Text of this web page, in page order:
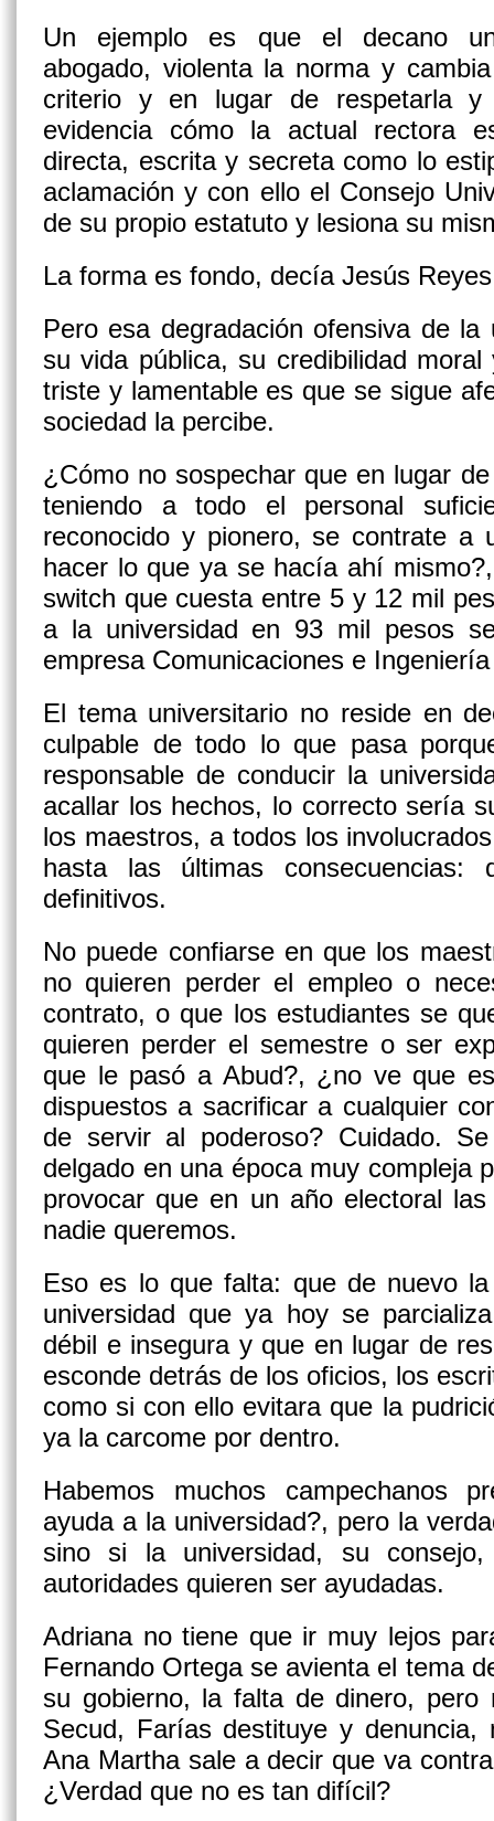
Un ejemplo es que el decano
abogado, violenta la norma y
criterio y en lugar de respetarla
evidencia cómo la actual rectora
directa, escrita y secreta como lo
aclamación y con ello el Consejo
de su propio estatuto y lesiona su
La forma es fondo, decía Jesús
Pero esa degradación ofensiva de la
su vida pública, su credibilidad
triste y lamentable es que se sigue
sociedad la percibe.
¿Cómo no sospechar que en lugar
teniendo a todo el personal
reconocido y pionero, se contrate a
hacer lo que ya se hacía ahí
switch que cuesta entre 5 y 12 mil
a la universidad en 93 mil pesos
empresa Comunicaciones e
El tema universitario no reside en
culpable de todo lo que pasa
responsable de conducir la
acallar los hechos, lo correcto sería
los maestros, a todos los
hasta las últimas consecuencias:
definitivos.
No puede confiarse en que los
no quieren perder el empleo o
contrato, o que los estudiantes se
quieren perder el semestre o ser
que le pasó a Abud?, ¿no ve que
dispuestos a sacrificar a cualquier
de servir al poderoso? Cuidado.
delgado en una época muy compleja
provocar que en un año electoral
nadie queremos.
Eso es lo que falta: que de nuevo
universidad que ya hoy se
débil e insegura y que en lugar de
esconde detrás de los oficios, los
como si con ello evitara que la
ya la carcome por dentro.
Habemos muchos campechanos
ayuda a la universidad?, pero la
sino si la universidad, su
autoridades quieren ser ayudadas.
Adriana no tiene que ir muy lejos
Fernando Ortega se avienta el tema
su gobierno, la falta de dinero,
Secud, Farías destituye y denuncia,
Ana Martha sale a decir que va
¿Verdad que no es tan difícil?